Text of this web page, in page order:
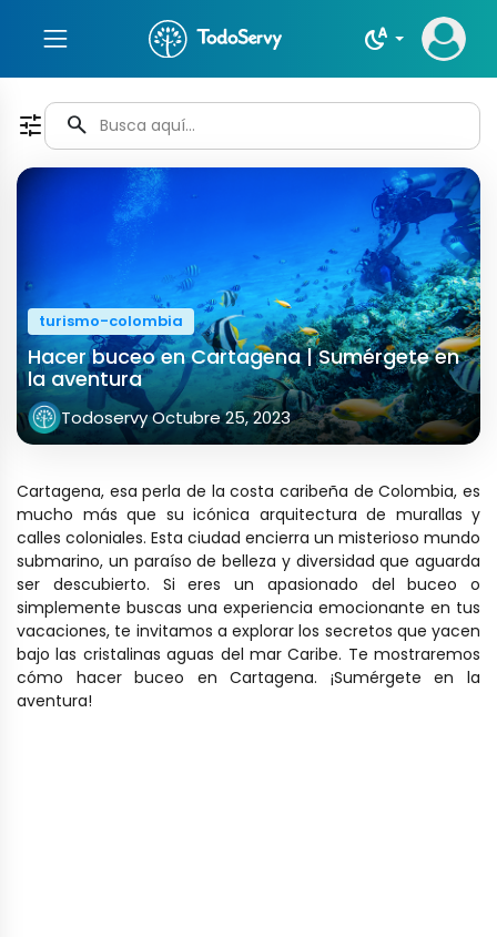
night_sight_auto
tune search
turismo-colombia
Hacer buceo en Cartagena | Sumérgete en
la aventura
TodoservyOctubre 25, 2023
Cartagena, esa perla de la costa caribeña de Colombia, es
mucho más que su icónica arquitectura de murallas y
calles coloniales. Esta ciudad encierra un misterioso mundo
submarino, un paraíso de belleza y diversidad que aguarda
ser descubierto. Si eres un apasionado del buceo o
simplemente buscas una experiencia emocionante en tus
vacaciones, te invitamos a explorar los secretos que yacen
bajo las cristalinas aguas del mar Caribe. Te mostraremos
cómo hacer buceo en Cartagena. ¡Sumérgete en la
aventura!